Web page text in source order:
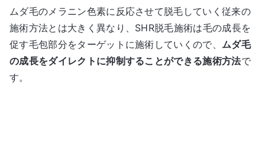
ムダ毛のメラニン色素に反応させて脱毛していく従来の
施術方法とは大きく異なり、SHR脱毛施術は毛の成長を
促す毛包部分をターゲットに施術していくので、 ムダ毛
の成長をダイレクトに抑制することができる施術方法で
す。